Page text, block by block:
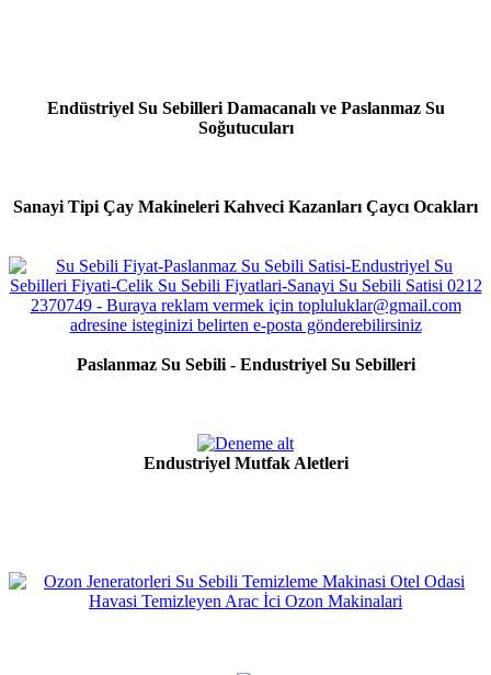
Endüstriyel Su Sebilleri Damacanalı ve Paslanmaz Su
Soğutucuları
Sanayi Tipi Çay Makineleri Kahveci Kazanları Çaycı Ocakları
Paslanmaz Su Sebili - Endustriyel Su Sebilleri
Endustriyel Mutfak Aletleri